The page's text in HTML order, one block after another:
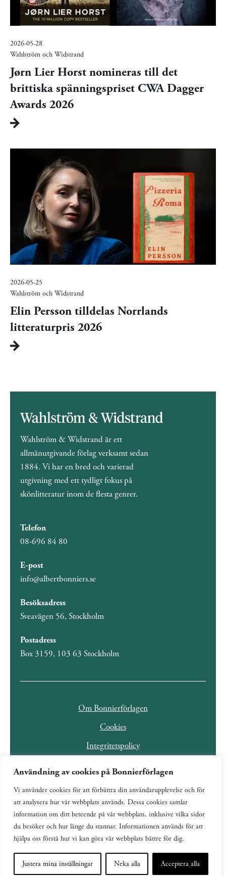
Användning av cookies på Bonnierförlagen
Vi använder cookies för att förbättra din användarupplevelse och för
att analysera hur vår webbplats används. Dessa cookies samlar
information om ditt beteende på vår webbplats, inklusive vilka sidor
du besöker och hur länge du stannar. Informationen används för att
hjälpa oss förstå hur vi kan göra vår webbplats bättre för dig.
Justera mina inställningar Neka alla Acceptera alla
2026-05-28
Wahlström och Widstrand
Jørn Lier Horst nomineras till det
brittiska spänningspriset CWA Dagger
Awards 2026
2026-05-25
Wahlström och Widstrand
Elin Persson tilldelas Norrlands
litteraturpris 2026
Wahlström & Widstrand är ett
allmänutgivande förlag verksamt sedan
1884. Vi har en bred och varierad
utgivning med ett tydligt fokus på
skönlitteratur inom de flesta genrer.
Telefon
08-696 84 80
E-post
info@albertbonniers.se
Besöksadress
Sveavägen 56, Stockholm
Postadress
Box 3159, 103 63 Stockholm
Om Bonnierförlagen
Cookies
Integritetspolicy